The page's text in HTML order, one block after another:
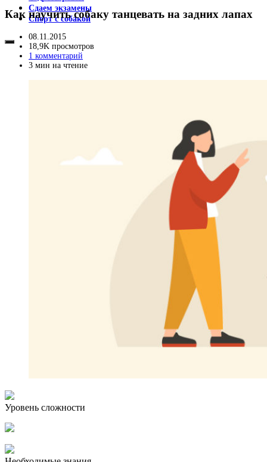
Сдаем экзамены
Спорт с собакой
Как научить собаку танцевать на задних лапах
08.11.2015
18,9K просмотров
1 комментарий
3 мин на чтение
Уровень сложности